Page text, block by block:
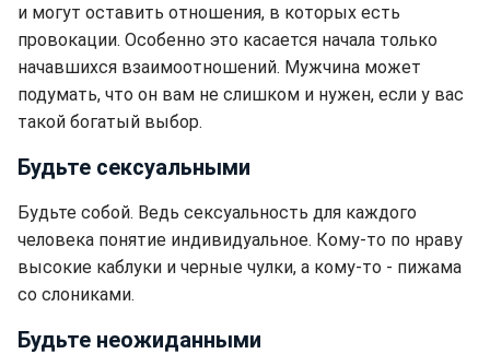
и могут оставить отношения, в которых есть
провокации. Особенно это касается начала только
начавшихся взаимоотношений. Мужчина может
подумать, что он вам не слишком и нужен, если у вас
такой богатый выбор.
Будьте сексуальными
Будьте собой. Ведь сексуальность для каждого
человека понятие индивидуальное. Кому-то по нраву
высокие каблуки и черные чулки, а кому-то - пижама
со слониками.
Будьте неожиданными